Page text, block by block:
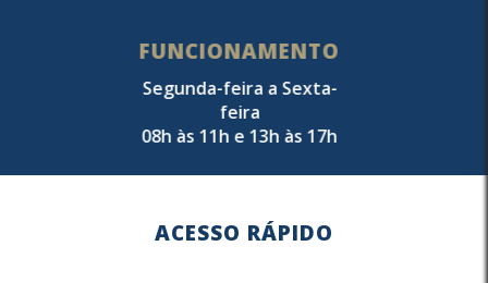
FUNCIONAMENTO
Segunda-feira a Sexta-
feira
08h às 11h e 13h às 17h
ACESSO RÁPIDO